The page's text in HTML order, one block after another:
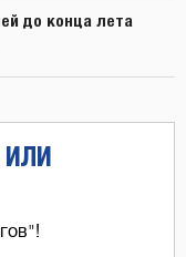
до конца лета